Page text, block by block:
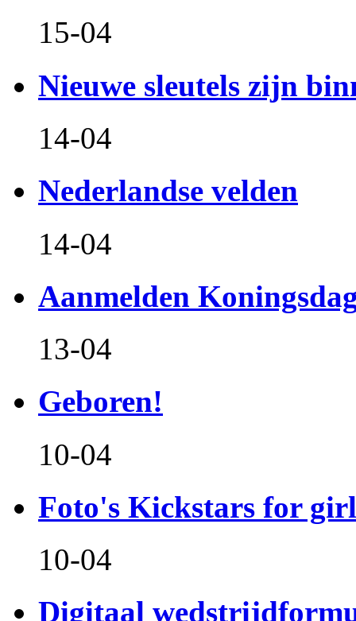
15-04
Nieuwe sleutels zijn
14-04
Nederlandse velden
14-04
Aanmelden
13-04
Geboren!
10-04
Foto's Kickstars for
10-04
Digitaal